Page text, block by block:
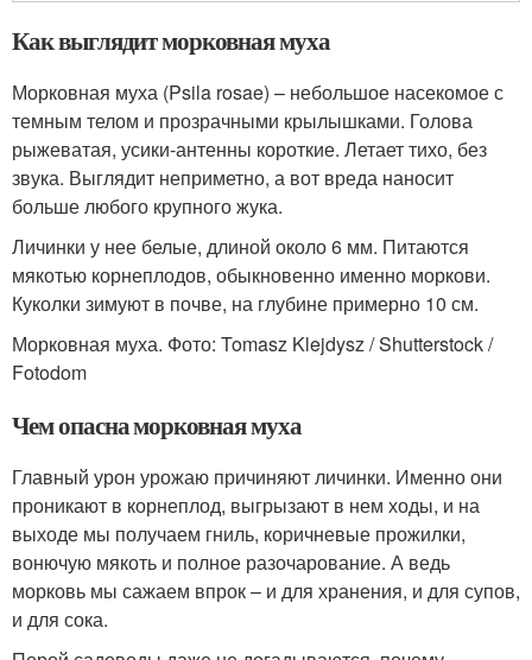
Как выглядит морковная муха
Морковная муха (Psila rosae) – небольшое насекомое с
темным телом и прозрачными крылышками. Голова
рыжеватая, усики-антенны короткие. Летает тихо, без
звука. Выглядит неприметно, а вот вреда наносит
больше любого крупного жука.
Личинки у нее белые, длиной около 6 мм. Питаются
мякотью корнеплодов, обыкновенно именно моркови.
Куколки зимуют в почве, на глубине примерно 10 см.
Морковная муха. Фото: Tomasz Klejdysz / Shutterstock /
Fotodom
Чем опасна морковная муха
Главный урон урожаю причиняют личинки. Именно они
проникают в корнеплод, выгрызают в нем ходы, и на
выходе мы получаем гниль, коричневые прожилки,
вонючую мякоть и полное разочарование. А ведь
морковь мы сажаем впрок – и для хранения, и для супов,
и для сока.